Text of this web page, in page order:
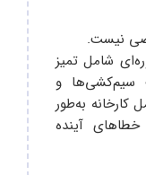
نیست.
شامل تمیز
سیم‌کشی‌ها و
کارخانه به‌طور
آینده